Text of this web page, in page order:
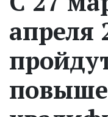
апреля